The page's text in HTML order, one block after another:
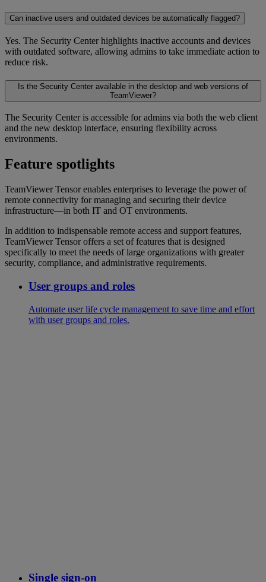
Can inactive users and outdated devices be automatically flagged?
Yes. The Security Center highlights inactive accounts and devices
with outdated software, allowing admins to take immediate action to
reduce risk.
Is the Security Center available in the desktop and web versions of
TeamViewer?
The Security Center is accessible for admins via both the web client
and the new desktop interface, ensuring flexibility across
environments.
Feature spotlights
TeamViewer Tensor enables enterprises to leverage the power of
remote connectivity for managing and securing their device
infrastructure—in both IT and OT environments.
In addition to indispensable remote access and support features,
TeamViewer Tensor offers a set of features that is designed
specifically to meet the needs of large organizations with greater
security, compliance, and administrative requirements.
User groups and roles
Automate user life cycle management to save time and effort
with user groups and roles.
Single sign-on